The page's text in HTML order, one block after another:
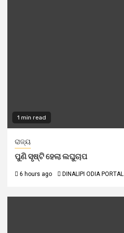
1 min read
ରାଜ୍ୟ
ପୁଣି ସୃଷ୍ଟି ହେଲା ଲଘୁଚାପ
6 hours ago DINALIPI ODIA PORTAL